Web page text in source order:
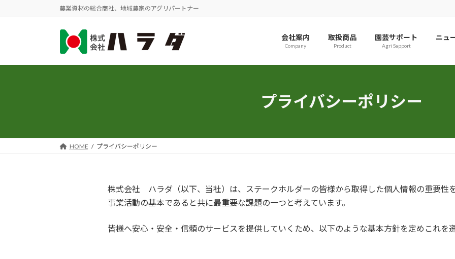
へ
ョ
農業資材の総合商社、地域農家のアグリパートナー
会社案内
Company
取扱商品
Product
園芸サポート
Agri Sapport
ニュ
プライバシーポリシー
HOME プライバシーポリシー
株式会社 ハラダ（以下、当社）は、ステークホルダーの皆様から取得した個人情報の重要性
事業活動の基本であると共に最重要な課題の一つと考えています。
皆様へ安心・安全・信頼のサービスを提供していくため、以下のような基本方針を定めこれを